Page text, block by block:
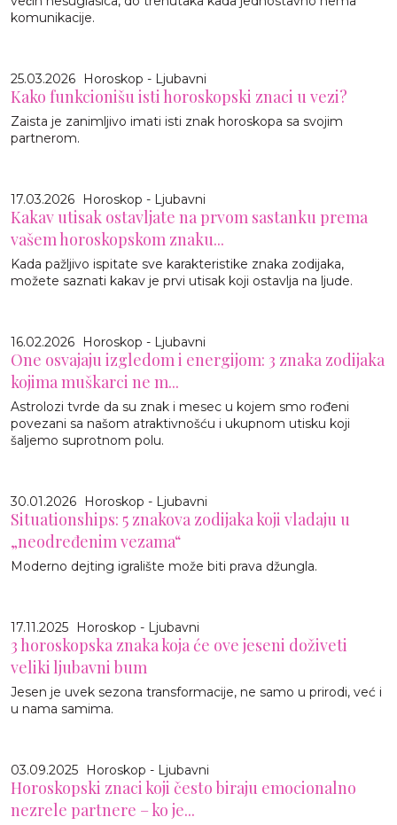
komunikacije.
25.03.2026 Horoskop - Ljubavni
Kako funkcionišu isti horoskopski znaci u vezi?
Zaista je zanimljivo imati isti znak horoskopa sa svojim
partnerom.
17.03.2026 Horoskop - Ljubavni
Kakav utisak ostavljate na prvom sastanku prema
vašem horoskopskom znaku...
Kada pažljivo ispitate sve karakteristike znaka zodijaka,
možete saznati kakav je prvi utisak koji ostavlja na ljude.
16.02.2026 Horoskop - Ljubavni
One osvajaju izgledom i energijom: 3 znaka zodijaka
kojima muškarci ne m...
Astrolozi tvrde da su znak i mesec u kojem smo rođeni
povezani sa našom atraktivnošću i ukupnom utisku koji
šaljemo suprotnom polu.
30.01.2026 Horoskop - Ljubavni
Situationships: 5 znakova zodijaka koji vladaju u
„neodređenim vezama“
Moderno dejting igralište može biti prava džungla.
17.11.2025 Horoskop - Ljubavni
3 horoskopska znaka koja će ove jeseni doživeti
veliki ljubavni bum
Jesen je uvek sezona transformacije, ne samo u prirodi, već i
u nama samima.
03.09.2025 Horoskop - Ljubavni
Horoskopski znaci koji često biraju emocionalno
nezrele partnere – ko je...